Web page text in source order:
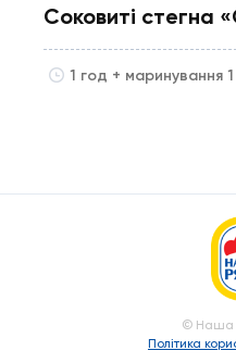
Соковиті стегна
1 год + маринування
© Наша
Політика